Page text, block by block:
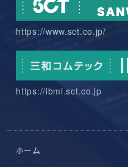
https://www.sct.co.jp/
https://ibmi.sct.co.jp
ホーム